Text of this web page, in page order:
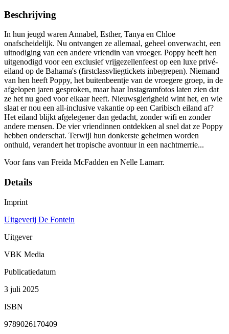
Beschrijving
In hun jeugd waren Annabel, Esther, Tanya en Chloe
onafscheidelijk. Nu ontvangen ze allemaal, geheel onverwacht, een
uitnodiging van een andere vriendin van vroeger. Poppy heeft hen
uitgenodigd voor een exclusief vrijgezellenfeest op een luxe privé-
eiland op de Bahama's (firstclassvliegtickets inbegrepen). Niemand
van hen heeft Poppy, het buitenbeentje van de vroegere groep, in de
afgelopen jaren gesproken, maar haar Instagramfotos laten zien dat
ze het nu goed voor elkaar heeft. Nieuwsgierigheid wint het, en wie
slaat er nou een all-inclusive vakantie op een Caribisch eiland af?
Het eiland blijkt afgelegener dan gedacht, zonder wifi en zonder
andere mensen. De vier vriendinnen ontdekken al snel dat ze Poppy
hebben onderschat. Terwijl hun donkerste geheimen worden
onthuld, verandert het tropische avontuur in een nachtmerrie...
Voor fans van Freida McFadden en Nelle Lamarr.
Details
Imprint
Uitgeverij De Fontein
Uitgever
VBK Media
Publicatiedatum
3 juli 2025
ISBN
9789026170409